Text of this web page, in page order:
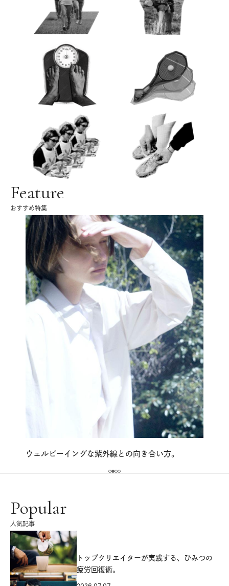
Feature
おすすめ特集
ウェルビーイングな紫外線との向き合い方。
Popular
人気記事
トップクリエイターが実践する、ひみつの
疲労回復術。